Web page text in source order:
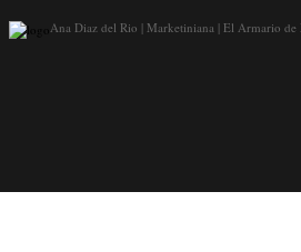
Ana Diaz del Rio | Marketiniana | El Armario